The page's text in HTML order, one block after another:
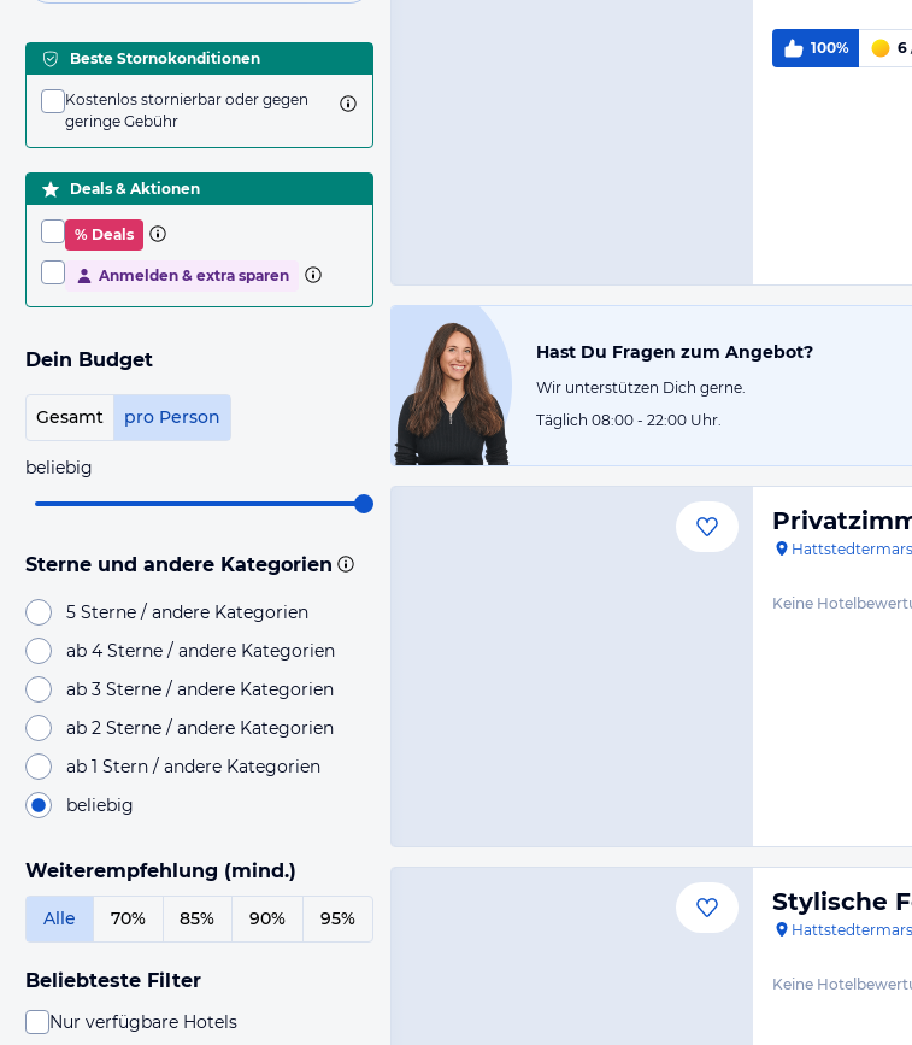
Beste Stornokonditionen
Kostenlos stornierbar oder gegen
geringe Gebühr
Deals & Aktionen
% Deals
Anmelden & extra sparen
Dein Budget
Gesamt pro Person
beliebig
Sterne und andere Kategorien
5 Sterne / andere Kategorien
ab 4 Sterne / andere Kategorien
ab 3 Sterne / andere Kategorien
ab 2 Sterne / andere Kategorien
ab 1 Stern / andere Kategorien
beliebig
Weiterempfehlung (mind.)
Alle 70% 85% 90% 95%
Beliebteste Filter
Nur verfügbare Hotels
100% 6
Hast Du Fragen zum Angebot?
Wir unterstützen Dich gerne.
Täglich 08:00 - 22:00 Uhr.
Keine
Stylische
Keine